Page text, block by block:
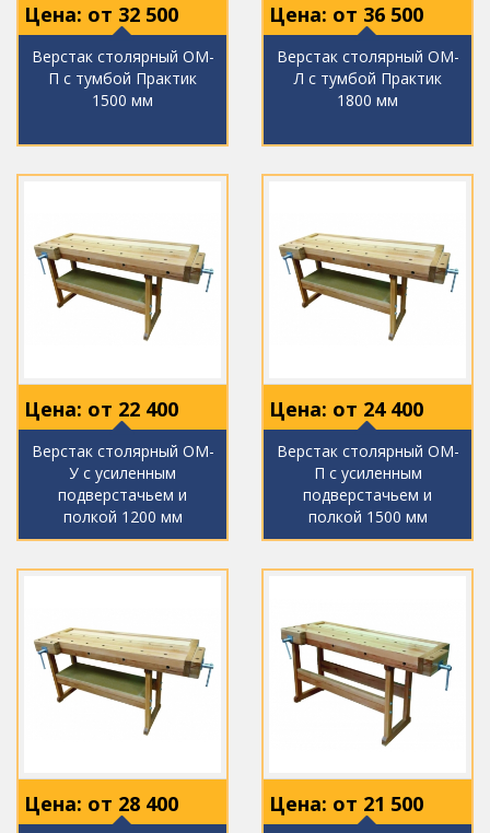
Цена: от 32 500
Верстак столярный ОМ-
П с тумбой Практик
1500 мм
Цена: от 36 500
Верстак столярный ОМ-
Л с тумбой Практик
1800 мм
Цена: от 22 400
Верстак столярный ОМ-
У с усиленным
подверстачьем и
полкой 1200 мм
Цена: от 24 400
Верстак столярный ОМ-
П с усиленным
подверстачьем и
полкой 1500 мм
Цена: от 28 400 Цена: от 21 500